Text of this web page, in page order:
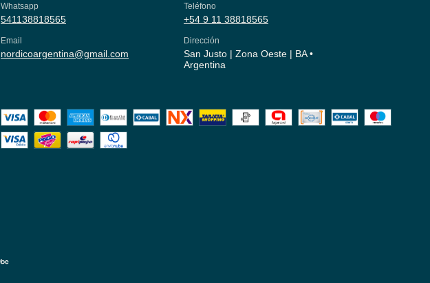
Whatsapp
541138818565
Teléfono
+54 9 11 38818565
Email
nordicoargentina@gmail.com
Dirección
San Justo | Zona Oeste | BA •
Argentina